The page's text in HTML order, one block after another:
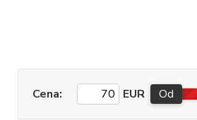
Cena: EUR Od